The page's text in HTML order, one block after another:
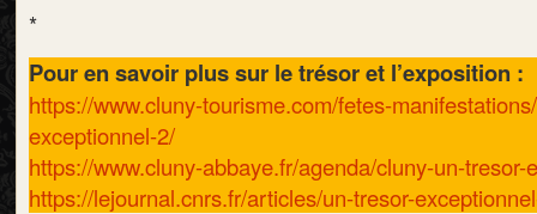
*
Pour en savoir plus sur le trésor et l’exposition :
https://www.cluny-tourisme.com/fetes-
exceptionnel-2/
https://www.cluny-abbaye.fr/agenda/cluny-un-tresor-
https://lejournal.cnrs.fr/articles/un-tresor-